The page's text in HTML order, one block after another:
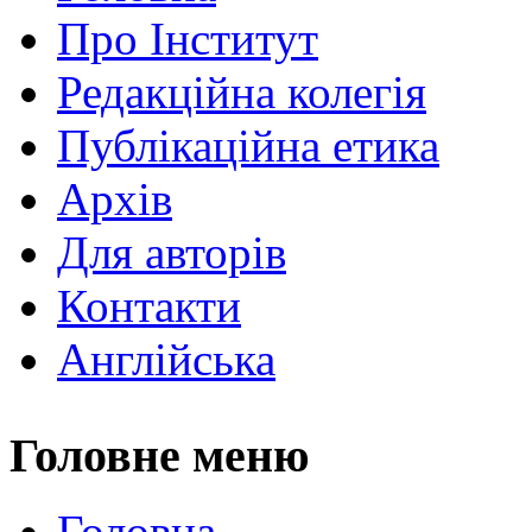
Про Інститут
Редакційна колегія
Публікаційна етика
Архів
Для авторів
Контакти
Англійська
Головне меню